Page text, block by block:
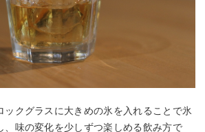
ックグラスに大きめの氷を入れることで氷
、味の変化を少しずつ楽しめる飲み方で